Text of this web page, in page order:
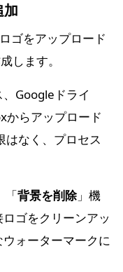
加
ゴをアップロード
します。
、Googleドライ
からアップロード
はなく、プロセス
「背景を削除 」機
ゴをクリーンアッ
ォーターマークに